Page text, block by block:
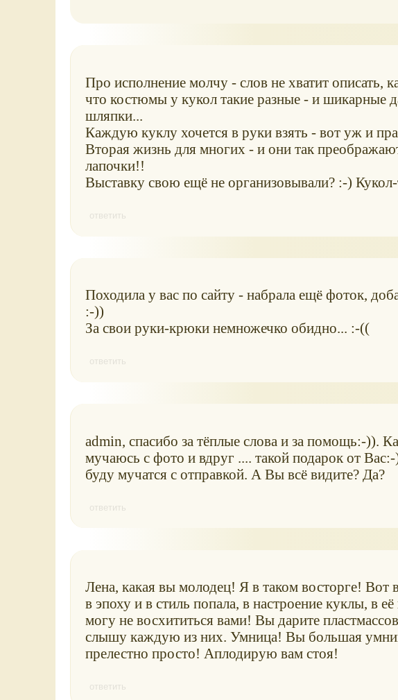
Про исполнение молчу - слов не хватит описать,
что костюмы у кукол такие разные - и шикарные
шляпки...
Каждую куклу хочется в руки взять - вот уж и
Вторая жизнь для многих - и они так
лапочки!!
Выставку свою ещё не организовывали? :-)
ответить
Походила у вас по сайту - набрала ещё фоток,
:-))
За свои руки-крюки немножечко обидно... :-((
ответить
admin, спасибо за тёплые слова и за помощь:-)).
мучаюсь с фото и вдруг .... такой подарок от
буду мучатся с отправкой. А Вы всё видите? Да?
ответить
Лена, какая вы молодец! Я в таком восторге! Вот
в эпоху и в стиль попала, в настроение куклы, в
могу не восхититься вами! Вы дарите
слышу каждую из них. Умница! Вы большая
прелестно просто! Аплодирую вам стоя!
ответить